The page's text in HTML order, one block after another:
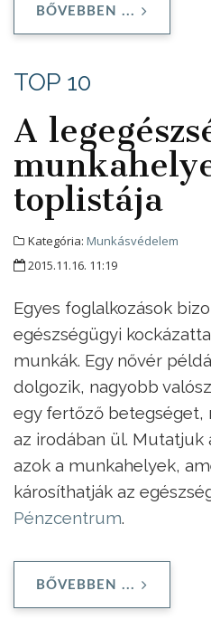
BŐVEBBEN ...
TOP 10
A
toplistája
Kategória: Munkásvédelem
2015.11.16. 11:19
Egyes foglalkozások
egészségügyi
munkák. Egy nővér
dolgozik, nagyobb
egy fertőző betegséget,
az irodában ül. Mutatjuk
azok a munkahelyek,
károsíthatják az
Pénzcentrum.
BŐVEBBEN ...